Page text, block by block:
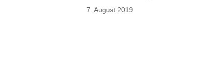
7. August 2019